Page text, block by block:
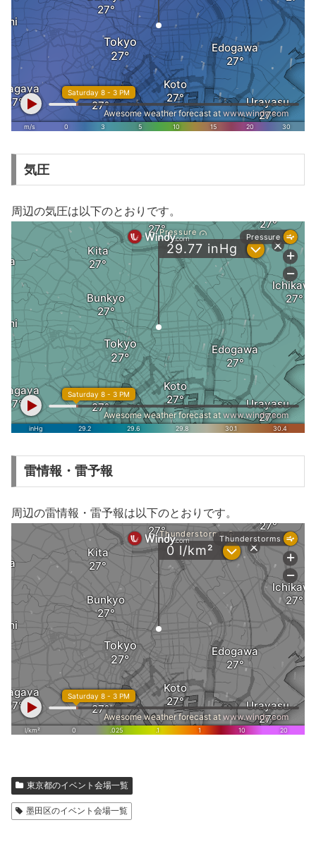
気圧
周辺の気圧は以下のとおりです。
雷情報・雷予報
周辺の雷情報・雷予報は以下のとおりです。
東京都のイベント会場一覧
墨田区のイベント会場一覧